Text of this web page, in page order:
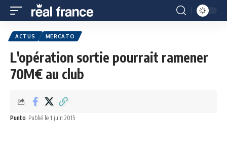
ACTUS MERCATO
L'opération sortie pourrait ramener
70M€ au club
Punto Publié le 1 juin 2015